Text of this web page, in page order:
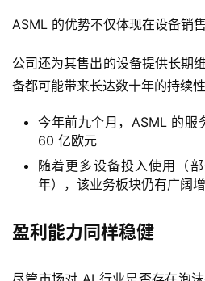
股
开
户
资
讯
ASML 的优势不仅体现在设备销售
公司还为其售出的设备提供长期
备都可能带来长达数十年的持续性
今年前九个月，ASML 的服
60 亿欧元
随着更多设备投入使用（
年），该业务板块仍有广阔
盈利能力同样稳健